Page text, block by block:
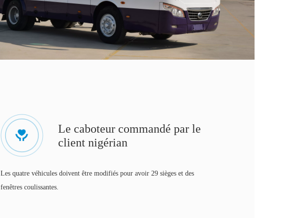
Le caboteur commandé par le
client nigérian
Les quatre véhicules doivent être modifiés pour avoir 29 sièges et des
fenêtres coulissantes.